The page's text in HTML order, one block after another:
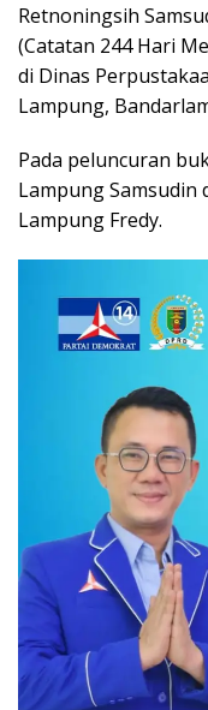
Retnoningsih
(Catatan 244 Hari
di Dinas
Lampung,
Pada peluncuran
Lampung Samsudin
Lampung Fredy.